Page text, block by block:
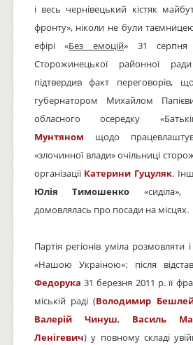
і весь чернівецький кістяк
фронту», ніколи не були
ефірі «Без емоцій» 31 серпня
Сторожинецької районної
підтвердив факт переговорів,
губернатором Михайлом
обласного осередку
Мунтяном щодо
«злочинної влади» очільниці
організації Катерини Гуцуляк.
Юлія Тимошенко «сиділа»,
домовлялась про посади на місцях.
Партія регіонів уміла
«Нашою Україною»: після
Федорука 31 березня 2011 р. її
міській раді (Володимир
Валерій Чинуш, Василь
Ленігевич) у повному складі